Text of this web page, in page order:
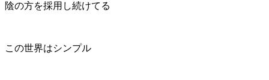
陰の方を採用し続けてる
この世界はシンプル